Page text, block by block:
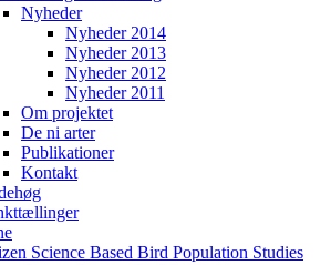
Nyheder
Nyheder 2014
Nyheder 2013
Nyheder 2012
Nyheder 2011
Om projektet
De ni arter
Publikationer
Kontakt
Science Based Bird Population Studies